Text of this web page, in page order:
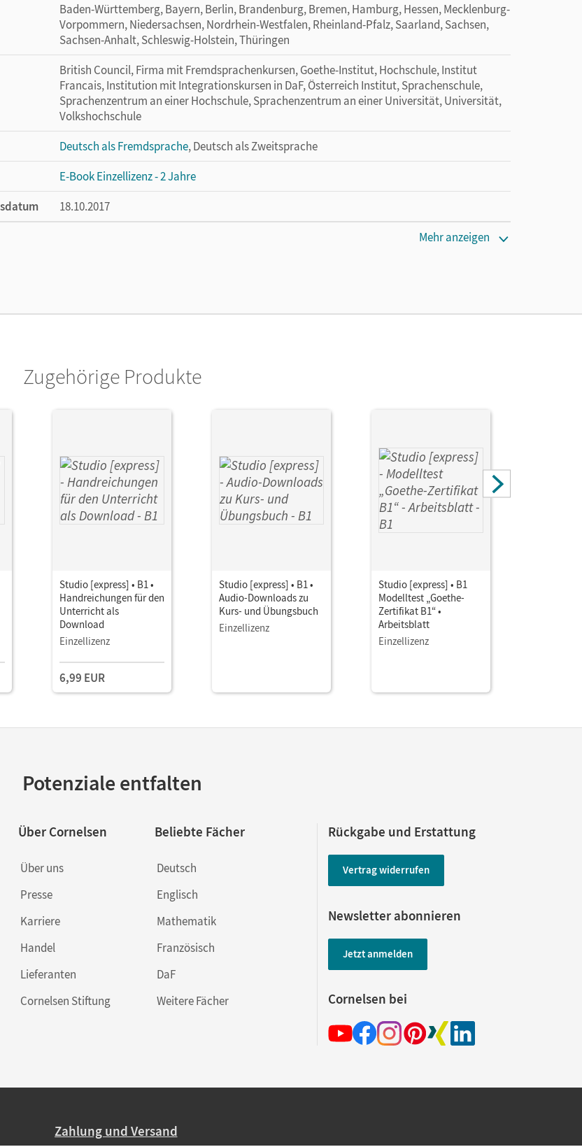
Baden-Württemberg, Bayern, Berlin, Brandenburg, Bremen, Hamburg, Hessen, Mecklenburg-
Vorpommern, Niedersachsen, Nordrhein-Westfalen, Rheinland-Pfalz, Saarland, Sachsen,
Sachsen-Anhalt, Schleswig-Holstein, Thüringen
British Council, Firma mit Fremdsprachenkursen, Goethe-Institut, Hochschule, Institut
Francais, Institution mit Integrationskursen in DaF, Österreich Institut, Sprachenschule,
Sprachenzentrum an einer Hochschule, Sprachenzentrum an einer Universität, Universität,
Volkshochschule
Deutsch als Fremdsprache, Deutsch als Zweitsprache
E-Book Einzellizenz - 2 Jahre
18.10.2017
Die geeignete Lizenz für Lehrkräfte, Schulen oder Privatpersonen, die nur mit dem E-Book
in
Funk, Hermann
Mehr anzeigen
Zugehörige Produkte
Studio [express] • B1 •
Handreichungen für den
Unterricht als
Download
Einzellizenz
6,99 EUR
Studio [express] • B1 •
Audio-Downloads zu
Kurs- und Übungsbuch
Einzellizenz
Studio [express] • B1
Modelltest „Goethe-
Zertifikat B1“ •
Arbeitsblatt
Einzellizenz
Potenziale entfalten
Über Cornelsen
Über uns
Presse
Karriere
Handel
Lieferanten
Cornelsen Stiftung
Beliebte Fächer
Deutsch
Englisch
Mathematik
Französisch
DaF
Weitere Fächer
Rückgabe und Erstattung
Vertrag widerrufen
Newsletter abonnieren
Jetzt anmelden
Cornelsen bei
Zahlung und Versand